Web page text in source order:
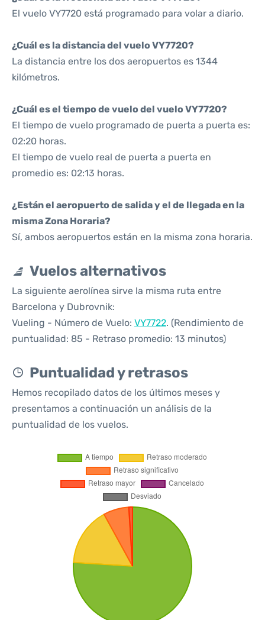
El vuelo VY7720 está programado para volar a diario.
¿Cuál es la distancia del vuelo VY7720?
La distancia entre los dos aeropuertos es 1344
kilómetros.
¿Cuál es el tiempo de vuelo del vuelo VY7720?
El tiempo de vuelo programado de puerta a puerta es:
02:20 horas.
El tiempo de vuelo real de puerta a puerta en
promedio es: 02:13 horas.
¿Están el aeropuerto de salida y el de llegada en la
misma Zona Horaria?
Sí, ambos aeropuertos están en la misma zona horaria.
Vuelos alternativos
La siguiente aerolínea sirve la misma ruta entre
Barcelona y Dubrovnik:
Vueling - Número de Vuelo: VY7722. (Rendimiento de
puntualidad: 85 - Retraso promedio: 13 minutos)
Puntualidad y retrasos
Hemos recopilado datos de los últimos meses y
presentamos a continuación un análisis de la
puntualidad de los vuelos.